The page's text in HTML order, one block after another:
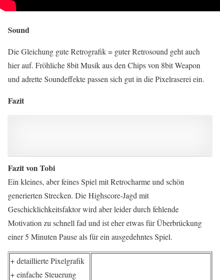
Sound
Die Gleichung gute Retrografik = guter Retrosound geht auch
hier auf. Fröhliche 8bit Musik aus den Chips von 8bit Weapon
und adrette Soundeffekte passen sich gut in die Pixelraserei ein.
Fazit
Fazit von Tobi
Ein kleines, aber feines Spiel mit Retrocharme und schön
generierten Strecken. Die Highscore-Jagd mit
Geschicklichkeitsfaktor wird aber leider durch fehlende
Motivation zu schnell fad und ist eher etwas für Überbrückung
einer 5 Minuten Pause als für ein ausgedehntes Spiel.
+ detaillierte Pixelgrafik
+ einfache Steuerung